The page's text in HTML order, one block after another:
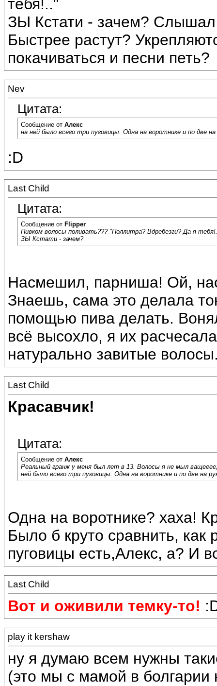
тебя!.."
ЗЫ Кстати - зачем?
Быстрее растут?
покачиваться и песни петь?
Nev
Цитата:
Сообщение от Алекс
на ней было всего три пуговицы. Одна на воротнике и по две на
:D
Last Child
Цитата:
Сообщение от Flipper
Пивком волосы поливать??? "Поллитра? Вдребезги? Да я
ЗЫ Кстати - зачем?
Насмешил, парниша! Ой,
Знаешь, сама это делала
помощью пива делать.
всё высохло, я их
натурально завитые
Last Child
Красавчик!
Цитата:
Сообщение от Алекс
Реальный гранж у меня был лет в 13. Волосы я не мыл
ней было всего три пуговицы. Одна на воротнике и по две на
Одна на воротнике? хаха!
Было б круто сравнить,
пуговицы есть,Алекс, а? И
Last Child
Вот и оживили темку-то!
play it kershaw
ну я думаю всем нужны
(это мы с мамой в болгарии